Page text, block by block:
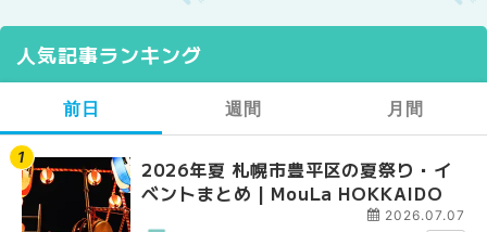
人気記事ランキング
前日
2026年夏 札幌市豊平区の夏祭り・イ
ベントまとめ | MouLa HOKKAIDO
2026.07.07
週間
【2026年最新】札幌
ガーデン｜オープン日
大通公園から穴場テ
月間
【2026年最新】札幌
ガーデン｜オープン日
大通公園から穴場テ